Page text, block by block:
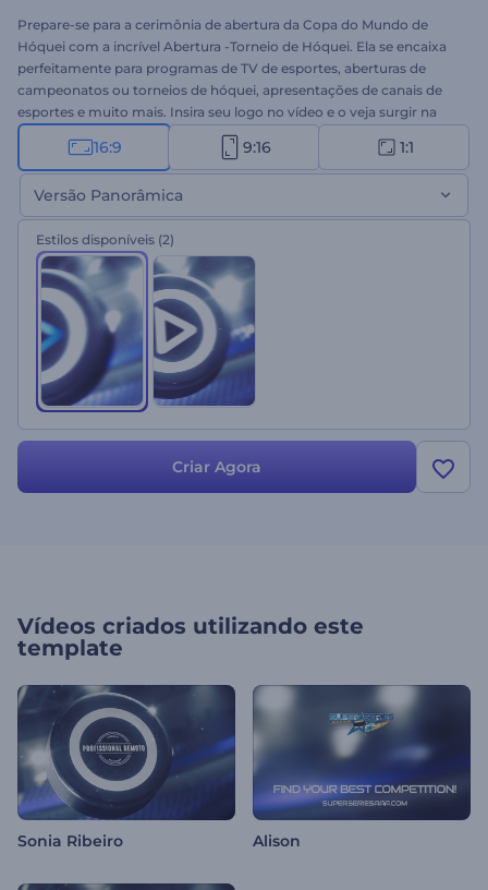
Prepare-se para a cerimônia de abertura da Copa do Mundo de
Hóquei com a incrível Abertura -Torneio de Hóquei. Ela se encaixa
perfeitamente para programas de TV de esportes, aberturas de
campeonatos ou torneios de hóquei, apresentações de canais de
esportes e muito mais. Insira seu logo no vídeo e o veja surgir na
superfície realista do disco em movimento. Experimente agora
mesmo!
16:9 9:16 1:1
Versão Panorâmica
Estilos disponíveis (2)
Criar Agora
Vídeos criados utilizando este
template
Sonia Ribeiro Alison